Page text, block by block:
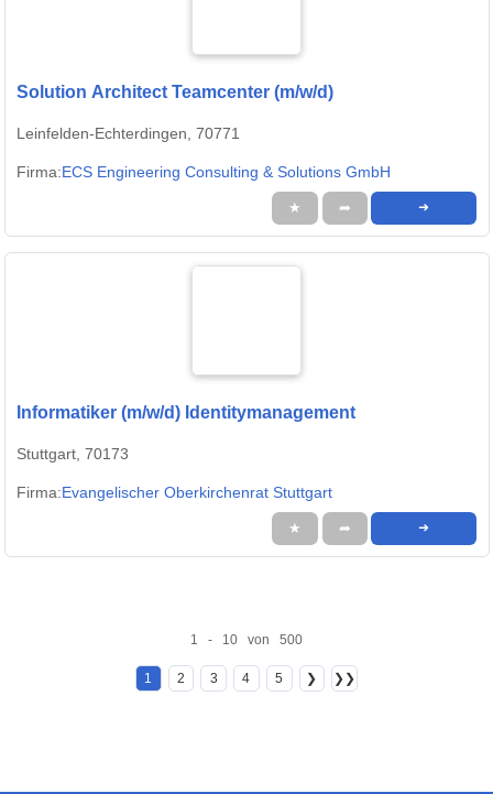
Solution Architect Teamcenter (m/w/d)
Leinfelden-Echterdingen, 70771
Firma:ECS Engineering Consulting & Solutions GmbH
★ ➦ ➜
Informatiker (m/w/d) Identitymanagement
Stuttgart, 70173
Firma:Evangelischer Oberkirchenrat Stuttgart
★ ➦ ➜
1 - 10 von 500
1 2 3 4 5 ❯ ❯❯